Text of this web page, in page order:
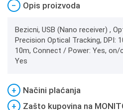
− Opis proizvoda
Bezicni, USB (Nano receiver) ,
Precision Optical Tracking, DPI:
10m, Connect / Power: Yes,
Yes
+
Načini plaćanja
+
Zašto kupovina na